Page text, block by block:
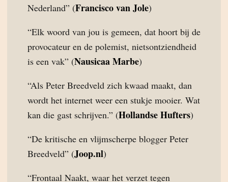
Nederland” (Francisco van Jole)
“Elk woord van jou is gemeen, dat hoort bij de
provocateur en de polemist, nietsontziendheid
is een vak” (Nausicaa Marbe)
“Als Peter Breedveld zich kwaad maakt, dan
wordt het internet weer een stukje mooier. Wat
kan die gast schrijven.” (Hollandse Hufters)
“De kritische en vlijmscherpe blogger Peter
Breedveld” (Joop.nl)
“Frontaal Naakt, waar het verzet tegen